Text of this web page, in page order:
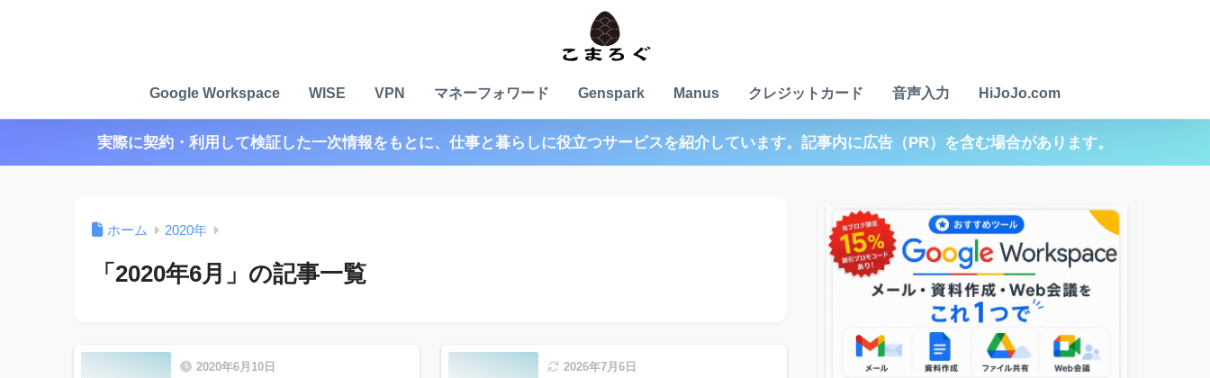
Google Workspace WISE VPN マネーフォワード Genspark Manus クレジットカード 音声入力 HiJoJo.com
実際に契約・利用して検証した一次情報をもとに、仕事と暮らしに役立つサービスを紹介しています。記事内に広告（PR）を含む場合があります。
ホーム 2020年
「2020年6月」の記事一覧
2020年6月10日 2026年7月6日